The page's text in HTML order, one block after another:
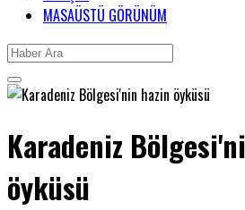
MASAÜSTÜ GÖRÜNÜM
Karadeniz
öyküsü